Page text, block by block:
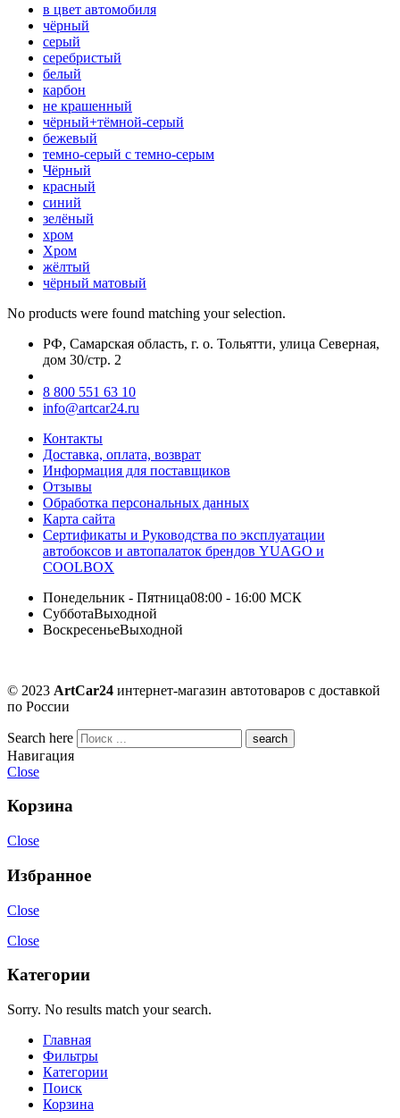
в цвет автомобиля
чёрный
серый
серебристый
белый
карбон
нe кpaшeнный
чёрный+тёмной-серый
бежевый
темно-серый с темно-серым
Чёрный
красный
синий
зелёный
хром
Хром
жёлтый
чёрный матовый
No products were found matching your selection.
РФ, Самарская область, г. о. Тольятти, улица Северная,
дом 30/стр. 2
8 800 551 63 10
info@artcar24.ru
Контакты
Доставка, оплата, возврат
Информация для поставщиков
Отзывы
Обработка персональных данных
Карта сайта
Сертификаты и Руководства по эксплуатации
автобоксов и автопалаток брендов YUAGO и
COOLBOX
Понедельник - Пятница08:00 - 16:00 МСК
СубботаВыходной
ВоскресеньеВыходной
© 2023 ArtCar24 интернет-магазин автотоваров с доставкой
по России
Search here
Навигация
Close
Корзина
Close
Избранное
Close
Close
Категории
Sorry. No results match your search.
Главная
Фильтры
Категории
Поиск
Корзина